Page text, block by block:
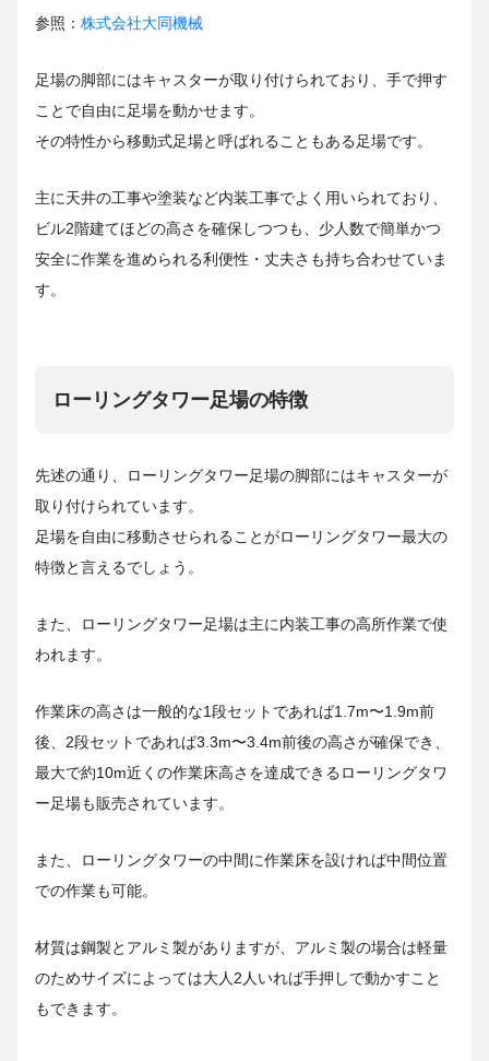
参照： 株式会社大同機械
足場の脚部にはキャスターが取り付けられており、手で押す
ことで自由に足場を動かせます。
その特性から移動式足場と呼ばれることもある足場です。
主に天井の工事や塗装など内装工事でよく用いられており、
ビル2階建てほどの高さを確保しつつも、少人数で簡単かつ
安全に作業を進められる利便性・丈夫さも持ち合わせていま
す。
ローリングタワー足場の特徴
先述の通り、ローリングタワー足場の脚部にはキャスターが
取り付けられています。
足場を自由に移動させられることがローリングタワー最大の
特徴と言えるでしょう。
また、ローリングタワー足場は主に内装工事の高所作業で使
われます。
作業床の高さは一般的な1段セットであれば1.7m〜1.9m前
後、2段セットであれば3.3m〜3.4m前後の高さが確保でき、
最大で約10m近くの作業床高さを達成できるローリングタワ
ー足場も販売されています。
また、ローリングタワーの中間に作業床を設ければ中間位置
での作業も可能。
材質は鋼製とアルミ製がありますが、アルミ製の場合は軽量
のためサイズによっては大人2人いれば手押しで動かすこと
もできます。